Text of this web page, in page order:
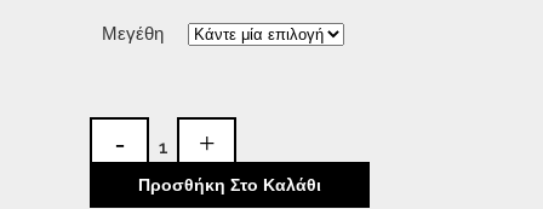
Μεγέθη
Προσθήκη Στο Καλάθι